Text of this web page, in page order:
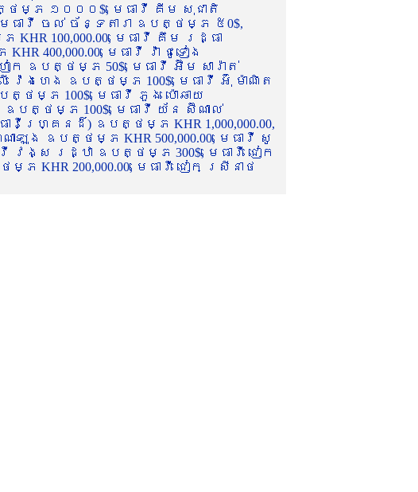
ត្ថម្ភ ១០០០$, មេធាវី គីម សុជាតិ
េធាវី ចល់ ច័ន្ទតារា ឧបត្ថម្ភ ៥0$,
100,000.00, មេធាវី គឹម រដ្ធា
400,000.00, មេធាវី វ៉ា ជូទៀង
ក ឧបត្ថម្ភ 50$, មេធាវី អ៊ឹម សារ៉ាត់
វ៉េងហេង ឧបត្ថម្ភ 100$, មេធាវី អ៊ុំ ម៉ាណិត
ថម្ភ 100$, មេធាវី ភួង ប៉ោឆាយ
ឧបត្ថម្ភ 100$, មេធាវី យ័ន ស៊ីណាល់
ហ្គ្រេនដ៏) ឧបត្ថម្ភ KHR 1,000,000.00,
ឡុង ឧបត្ថម្ភ KHR 500,000.00, មេធាវី សូ
វង្ស រដ្ឋា ឧបត្ថម្ភ 300$, មេធាវី ជៀក
200,000.00, មេធាវី ជៀក ស្រីនាថ